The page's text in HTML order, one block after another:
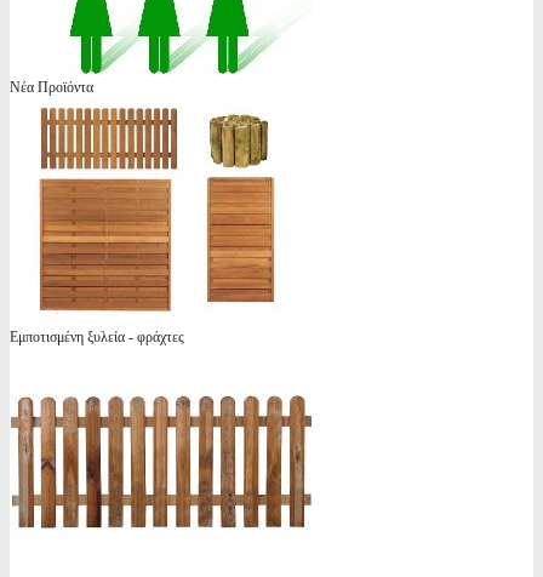
Νέα Προϊόντα
Εμποτισμένη ξυλεία - φράχτες